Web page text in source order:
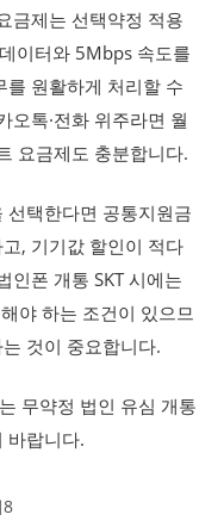
금제는 선택약정 적용
이터와 5Mbps 속도를
를 원활하게 처리할 수
오톡·전화 위주라면 월
요금제도 충분합니다.
선택한다면 공통지원금
, 기기값 할인이 적다
인폰 개통 SKT 시에는
야 하는 조건이 있으므
것이 중요합니다.
무약정 법인 유심 개통
바랍니다.